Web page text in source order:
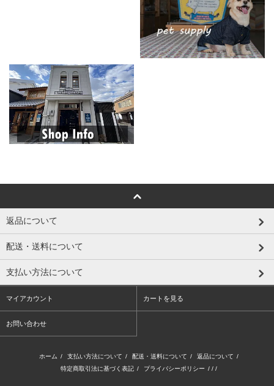
返品について
配送・送料について
支払い方法について
マイアカウント カートを見る
お問い合わせ
ホーム / 支払い方法について / 配送・送料について / 返品について /
特定商取引法に基づく表記 / プライバシーポリシー / / /